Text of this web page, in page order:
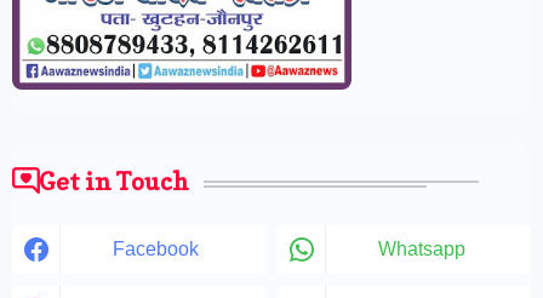
Get in Touch
Facebook Whatsapp